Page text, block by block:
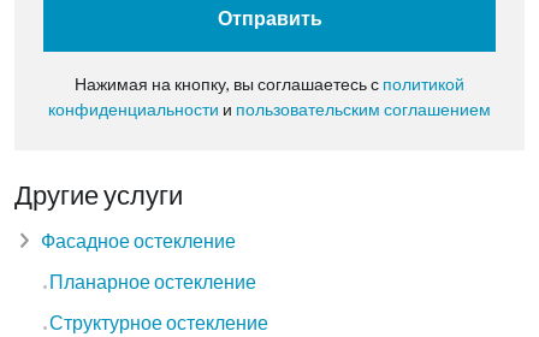
Другие услуги
Фасадное остекление
Планарное остекление
Структурное остекление
Отправить
Нажимая на кнопку, вы соглашаетесь с политикой
конфиденциальности и пользовательским соглашением